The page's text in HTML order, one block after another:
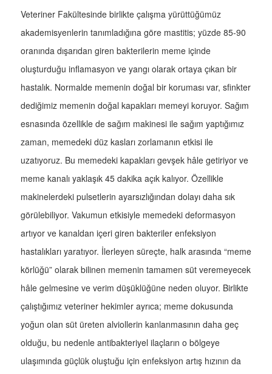
Veteriner Fakültesinde birlikte çalışma yürüttüğümüz
akademisyenlerin tanımladığına göre mastitis; yüzde 85-90
oranında dışarıdan giren bakterilerin meme içinde
oluşturduğu inflamasyon ve yangı olarak ortaya çıkan bir
hastalık. Normalde memenin doğal bir koruması var, sfinkter
dediğimiz memenin doğal kapakları memeyi koruyor. Sağım
esnasında özellikle de sağım makinesi ile sağım yaptığımız
zaman, memedeki düz kasları zorlamanın etkisi ile
uzatıyoruz. Bu memedeki kapakları gevşek hâle getiriyor ve
meme kanalı yaklaşık 45 dakika açık kalıyor. Özellikle
makinelerdeki pulsetlerin ayarsızlığından dolayı daha sık
görülebiliyor. Vakumun etkisiyle memedeki deformasyon
artıyor ve kanaldan içeri giren bakteriler enfeksiyon
hastalıkları yaratıyor. İlerleyen süreçte, halk arasında “meme
körlüğü” olarak bilinen memenin tamamen süt veremeyecek
hâle gelmesine ve verim düşüklüğüne neden oluyor. Birlikte
çalıştığımız veteriner hekimler ayrıca; meme dokusunda
yoğun olan süt üreten alviollerin kanlanmasının daha geç
olduğu, bu nedenle antibakteriyel ilaçların o bölgeye
ulaşımında güçlük oluştuğu için enfeksiyon artış hızının da